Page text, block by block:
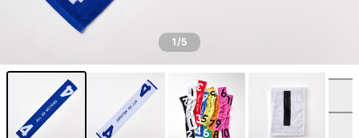
1/5